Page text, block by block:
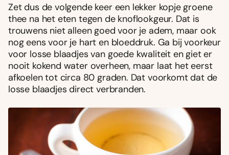
Zet dus de volgende keer een lekker kopje groene
thee na het eten tegen de knoflookgeur. Dat is
trouwens niet alleen goed voor je adem, maar ook
nog eens voor je hart en bloeddruk. Ga bij voorkeur
voor losse blaadjes van goede kwaliteit en giet er
nooit kokend water overheen, maar laat het eerst
afkoelen tot circa 80 graden. Dat voorkomt dat de
losse blaadjes direct verbranden.